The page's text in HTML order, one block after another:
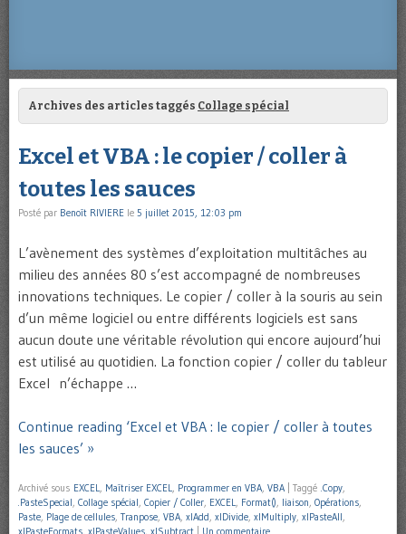
Archives des articles taggés Collage spécial
Excel et VBA : le copier / coller à
toutes les sauces
Posté par Benoît RIVIERE le 5 juillet 2015, 12:03 pm
L’avènement des systèmes d’exploitation multitâches au
milieu des années 80 s’est accompagné de nombreuses
innovations techniques. Le copier / coller à la souris au sein
d’un même logiciel ou entre différents logiciels est sans
aucun doute une véritable révolution qui encore aujourd’hui
est utilisé au quotidien. La fonction copier / coller du tableur
Excel n’échappe …
Continue reading ‘Excel et VBA : le copier / coller à toutes
les sauces’ »
Archivé sous EXCEL, Maîtriser EXCEL, Programmer en VBA, VBA Taggé .Copy,
.PasteSpecial, Collage spécial, Copier / Coller, EXCEL, Format(), liaison, Opérations,
Paste, Plage de cellules, Tranpose, VBA, xlAdd, xlDivide, xlMultiply, xlPasteAll,
xlPasteFormats, xlPasteValues, xlSubtract Un commentaire